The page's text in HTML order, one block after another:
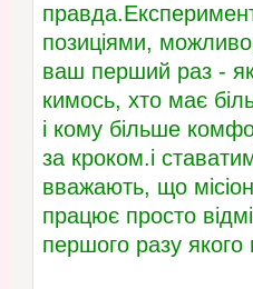
позиціями,
ваш перший раз -
кимось, хто має
і кому більше
за кроком.і
вважають, що
працює просто
першого разу якого